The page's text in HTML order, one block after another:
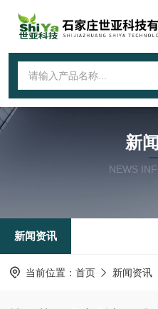
新
NEWS
新闻资讯
当前位置： 首页 新闻资讯